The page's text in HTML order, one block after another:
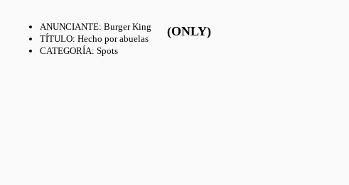
ANUNCIANTE: Burger King
TÍTULO: Hecho por abuelas
CATEGORÍA: Spots
(ONLY)